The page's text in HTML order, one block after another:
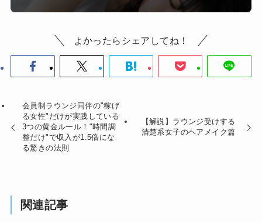
よかったらシェアしてね！
会員制ラウンジ同伴の"稼げ
る女性"だけが実践している
3つの黄金ルール！"時間調
整だけ"で収入が1.5倍にな
る驚きの法則
【解説】ラウンジ受けする
清楚系女子のヘアメイク篇
関連記事